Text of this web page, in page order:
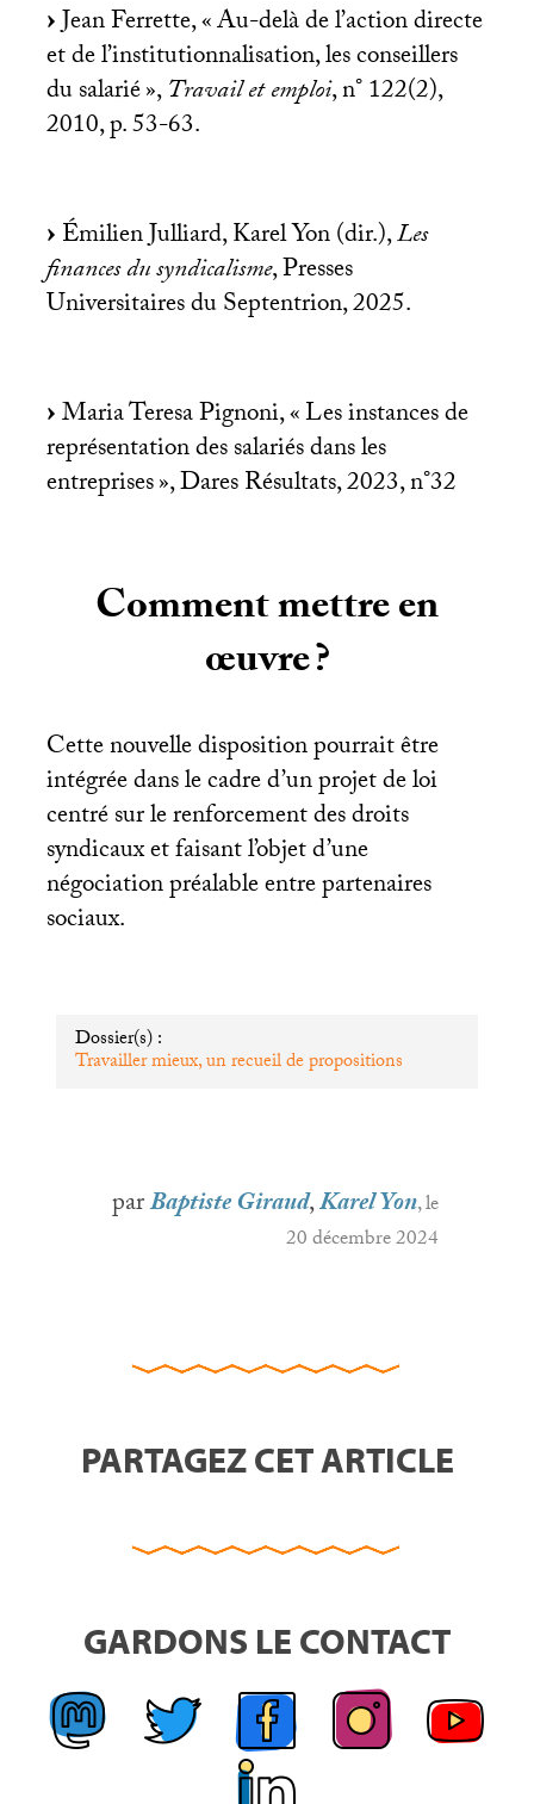
Jean Ferrette, «Au-delà de l’action directe
et de l’institutionnalisation, les conseillers
du salarié»,Travail et emploi, n° 122(2),
2010, p. 53-63.
Émilien Julliard, Karel Yon (dir.),Les
finances du syndicalisme, Presses
Universitaires du Septentrion, 2025.
Maria Teresa Pignoni, «Les instances de
représentation des salariés dans les
entreprises», Dares Résultats, 2023, n°32
Comment mettre en
œuvre?
Cette nouvelle disposition pourrait être
intégrée dans le cadre d’un projet de loi
centré sur le renforcement des droits
syndicaux et faisant l’objet d’une
négociation préalable entre partenaires
sociaux.
Dossier(s) :
Travailler mieux, un recueil de propositions
parBaptiste Giraud,Karel Yon, le
20 décembre 2024
PARTAGEZ CET ARTICLE
GARDONS LE CONTACT